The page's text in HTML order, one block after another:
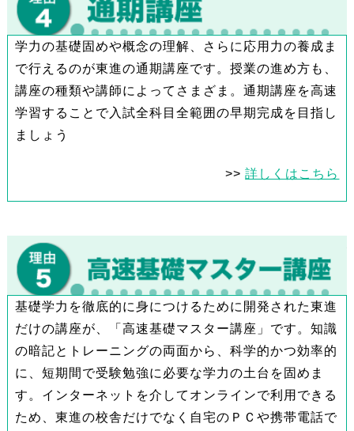
学力の基礎固めや概念の理解、さらに応用力の養成ま
で行えるのが東進の通期講座です。授業の進め方も、
講座の種類や講師によってさまざま。通期講座を高速
学習することで入試全科目全範囲の早期完成を目指し
ましょう
>>詳しくはこちら
基礎学力を徹底的に身につけるために開発された東進
だけの講座が、「高速基礎マスター講座」です。知識
の暗記とトレーニングの両面から、科学的かつ効率的
に、短期間で受験勉強に必要な学力の土台を固めま
す。インターネットを介してオンラインで利用できる
ため、東進の校舎だけでなく自宅のＰＣや携帯電話で